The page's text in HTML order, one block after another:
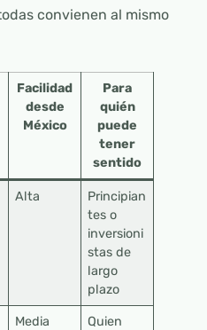
convienen al mismo
Facilidad
desde
México
Para
quién
puede
tener
sentido
Alta
Principian
tes o
inversioni
stas de
largo
plazo
Media
Quien